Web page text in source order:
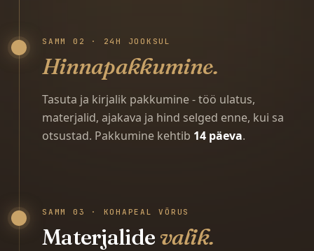
SAMM 02 · 24H JOOKSUL
Hinnapakkumine.
Tasuta ja kirjalik pakkumine - töö ulatus,
materjalid, ajakava ja hind selged enne, kui sa
otsustad. Pakkumine kehtib 14 päeva.
SAMM 03 · KOHAPEAL VÕRUS
Materjalide valik.